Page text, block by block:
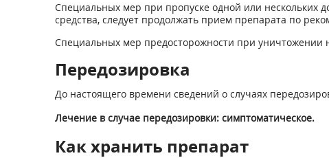
Специальных мер при пропуске одной или нескольких
средства, следует продолжать прием препарата по
Специальных мер предосторожности при уничтожении
Передозировка
До настоящего времени сведений о случаях
Лечение в случае передозировки: симптоматическое.
Как хранить препарат